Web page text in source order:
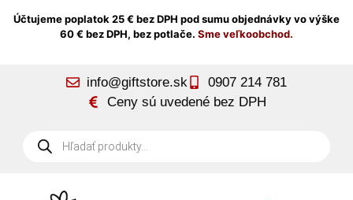
Účtujeme poplatok 25 € bez DPH pod sumu objednávky vo výške
60 € bez DPH, bez potlače. Sme veľkoobchod.
info@giftstore.sk
0907 214 781
Ceny sú uvedené bez DPH